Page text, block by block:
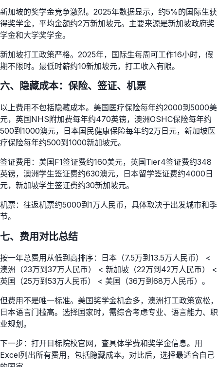
新加坡的奖学金竞争激烈。2025年数据显示，约5%的国际生获
得奖学金，平均金额约2万新加坡元。主要来源是新加坡政府奖
学金和大学奖学金。
新加坡打工政策严格。2025年，国际生每周可工作16小时，假
期不限时。最低时薪约10新加坡元，打工收入有限。
六、隐藏成本：保险、签证、机票
以上费用不包括隐藏成本。美国医疗保险每年约2000到5000美
元，英国NHS附加费每年约470英镑，澳洲OSHC保险每年约
500到1000澳元，日本国民健康保险每年约2万日元，新加坡医
疗保险每年约500到1000新加坡元。
签证费用：美国F1签证费约160美元，英国Tier4签证费约348
英镑，澳洲学生签证费约630澳元，日本留学签证费约4000日
元，新加坡学生签证费约30新加坡元。
机票：往返机票约5000到1万人民币，具体取决于出发城市和季
节。
七、费用对比总结
按一年总费用从低到高排序：日本（7.5万到13.5万人民币） <
澳洲（23万到37万人民币） < 新加坡（22万到42万人民币） <
英国（25万到53万人民币） < 美国（36万到68万人民币）。
但费用不是唯一标准。美国奖学金机会多，澳洲打工政策宽松，
日本语言门槛高。选择国家时，需综合考虑专业、语言能力、职
业规划。
下一步：打开目标院校官网，查具体学费和奖学金信息。用
Excel列出所有费用，包括隐藏成本。对比后，选择最适合自己